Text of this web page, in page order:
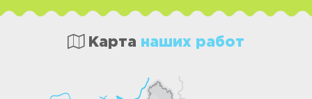
Карта наших работ